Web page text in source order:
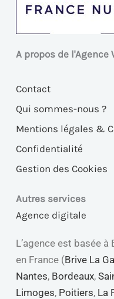
A propos de l'Agence
Contact
Qui sommes-nous ?
Mentions légales &
Confidentialité
Gestion des Cookies
Autres services
Agence digitale
L’agence est basée
en France (Brive La
Nantes, Bordeaux,
Limoges, Poitiers, La